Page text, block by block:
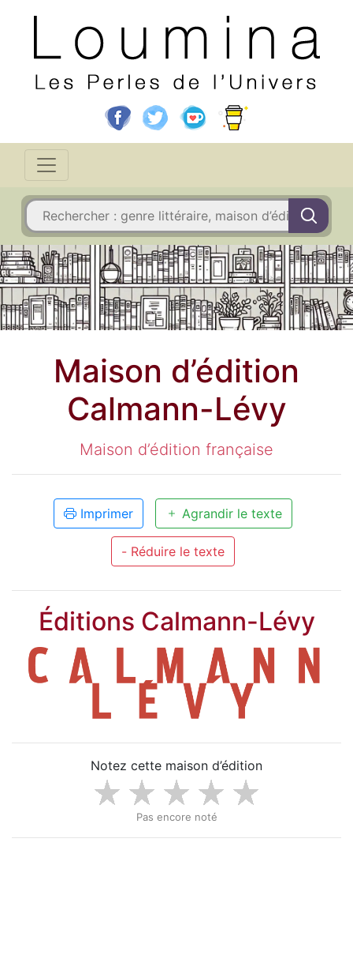
Maison d’édition
Calmann-Lévy
Maison d’édition française
Imprimer Agrandir le texte
- Réduire le texte
Éditions Calmann-Lévy
Notez cette maison d’édition
Pas encore noté